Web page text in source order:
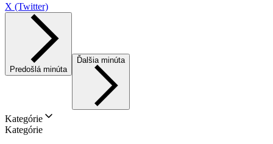
X (Twitter)
Predošlá minúta
Ďalšia minúta
Kategórie
Kategórie